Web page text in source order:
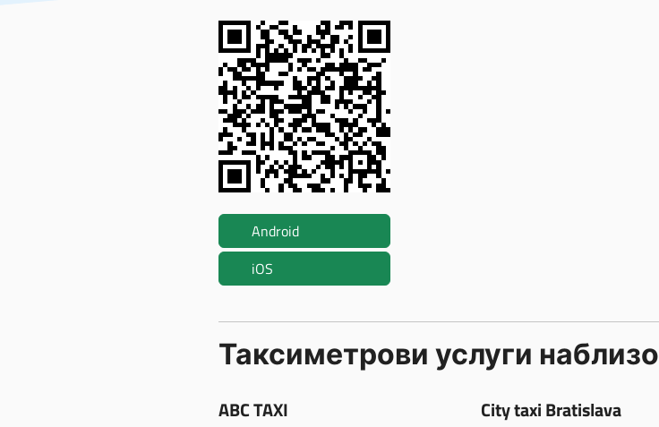
Android
iOS
Таксиметрови услуги наблизо
ABC TAXI City taxi Bratislava